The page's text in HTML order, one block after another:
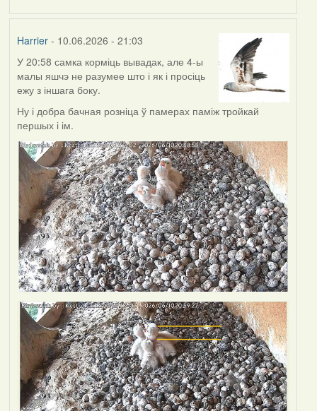
Harrier- 10.06.2026 - 21:03
У 20:58 самка корміць вывадак, але 4-ы
малы яшчэ не разумее што і як і просіць
ежу з іншага боку.
Ну і добра бачная розніца ў памерах паміж тройкай
першых і ім.